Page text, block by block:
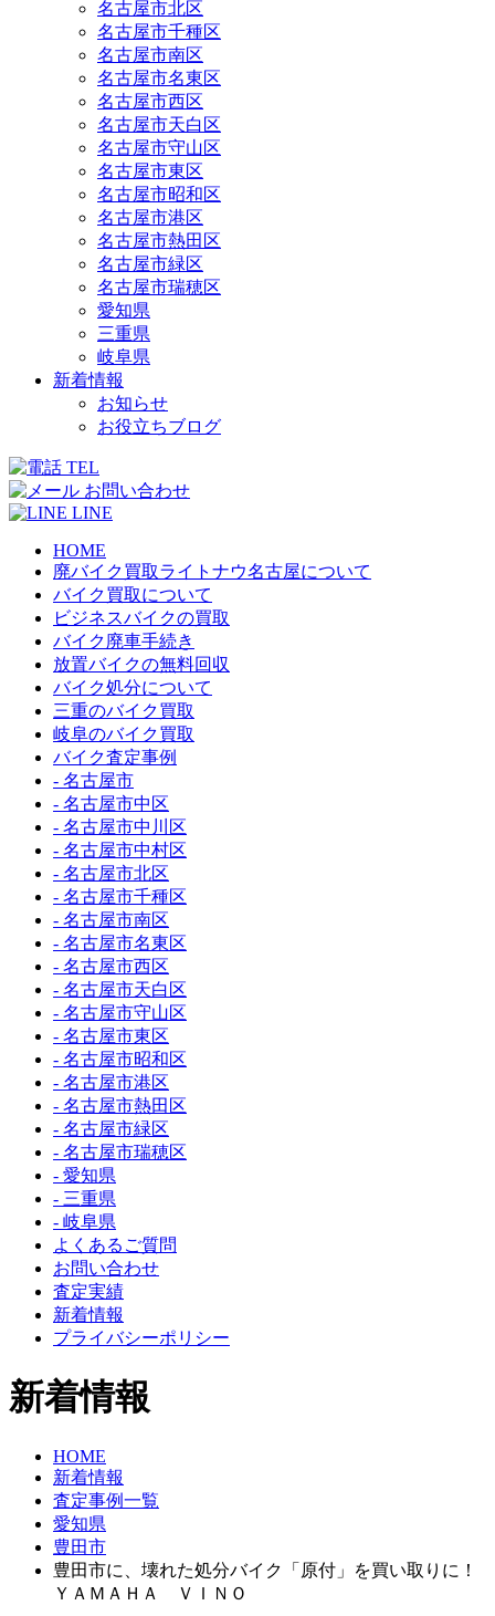
名古屋市北区
名古屋市千種区
名古屋市南区
名古屋市名東区
名古屋市西区
名古屋市天白区
名古屋市守山区
名古屋市東区
名古屋市昭和区
名古屋市港区
名古屋市熱田区
名古屋市緑区
名古屋市瑞穂区
愛知県
三重県
岐阜県
新着情報
お知らせ
お役立ちブログ
TEL
お問い合わせ
LINE
HOME
廃バイク買取ライトナウ名古屋について
バイク買取について
ビジネスバイクの買取
バイク廃車手続き
放置バイクの無料回収
バイク処分について
三重のバイク買取
岐阜のバイク買取
バイク査定事例
- 名古屋市
- 名古屋市中区
- 名古屋市中川区
- 名古屋市中村区
- 名古屋市北区
- 名古屋市千種区
- 名古屋市南区
- 名古屋市名東区
- 名古屋市西区
- 名古屋市天白区
- 名古屋市守山区
- 名古屋市東区
- 名古屋市昭和区
- 名古屋市港区
- 名古屋市熱田区
- 名古屋市緑区
- 名古屋市瑞穂区
- 愛知県
- 三重県
- 岐阜県
よくあるご質問
お問い合わせ
査定実績
新着情報
プライバシーポリシー
新着情報
HOME
新着情報
査定事例一覧
愛知県
豊田市
豊田市に、壊れた処分バイク「原付」を買い取りに！
ＹＡＭＡＨＡ ＶＩＮＯ